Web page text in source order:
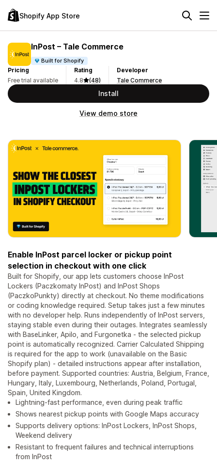
Shopify App Store
InPost – Tale Commerce
Built for Shopify
Pricing
Free trial available
Rating
4.8
(48)
Developer
Tale Commerce
Install
View demo store
Enable InPost parcel locker or pickup point
selection in checkout with one click
Built for Shopify, our app lets customers choose InPost
Lockers (Paczkomaty InPost) and InPost Shops
(PaczkoPunkty) directly at checkout. No theme modifications
or coding knowledge required. Setup takes just a few minutes
with no developer help. Runs independently of InPost servers,
staying stable even during their outages. Integrates seamlessly
with BaseLinker, Apilo, and Furgonetka - the selected pickup
point is automatically recognized. Carrier Calculated Shipping
is required for the app to work (unavailable on the Basic
Shopify plan) - detailed instructions appear after installation,
before payment. Supported countries: Austria, Belgium, France,
Hungary, Italy, Luxembourg, Netherlands, Poland, Portugal,
Spain, United Kingdom.
Lightning-fast performance, even during peak traffic
Shows nearest pickup points with Google Maps accuracy
Supports delivery options: InPost Lockers, InPost Shops,
Weekend delivery
Resistant to frequent failures and technical interruptions
from InPost